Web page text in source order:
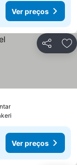
Ver preços
Partilhar
Ver preços
Ver preços